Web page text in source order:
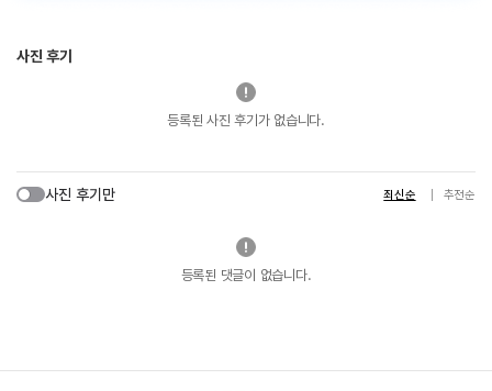
사진 후기
등록된 사진 후기가 없습니다.
사진 후기만 최신순 추천순
등록된 댓글이 없습니다.